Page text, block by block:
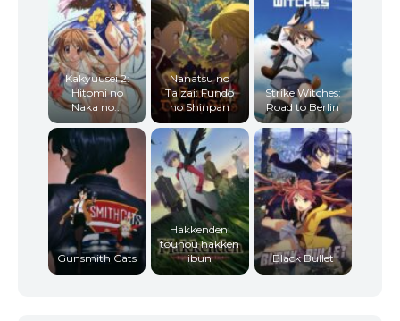
Kakyuusei 2:
Hitomi no
Naka no...
Nanatsu no
Taizai: Fundo
no Shinpan
Strike Witches:
Road to Berlin
Gunsmith Cats
Hakkenden:
touhou hakken
ibun
Black Bullet